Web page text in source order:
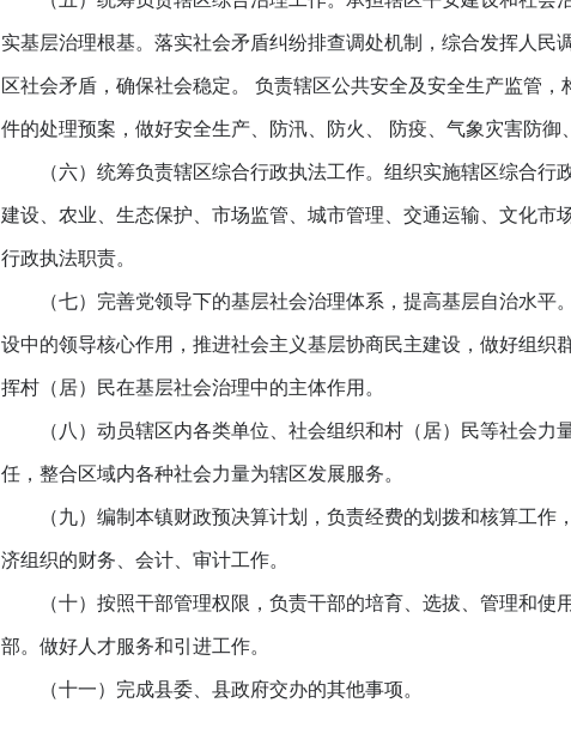
实基层治理根基。落实社会矛盾纠纷排查调处机制，综合发挥人民
区社会矛盾，确保社会稳定。 负责辖区公共安全及安全生产监管
件的处理预案，做好安全生产、防汛、防火、 防疫、气象灾害防御
（六）统筹负责辖区综合行政执法工作。组织实施辖区综合行
建设、农业、生态保护、市场监管、城市管理、交通运输、文化市
行政执法职责。
（七）完善党领导下的基层社会治理体系，提高基层自治水平
设中的领导核心作用，推进社会主义基层协商民主建设，做好组织
挥村（居）民在基层社会治理中的主体作用。
（八）动员辖区内各类单位、社会组织和村（居）民等社会力
任，整合区域内各种社会力量为辖区发展服务。
（九）编制本镇财政预决算计划，负责经费的划拨和核算工作
济组织的财务、会计、审计工作。
（十）按照干部管理权限，负责干部的培育、选拔、管理和使
部。做好人才服务和引进工作。
（十一）完成县委、县政府交办的其他事项。